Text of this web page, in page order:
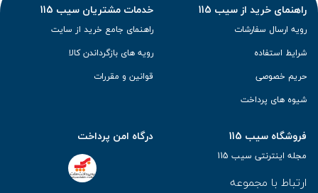
راهنمای خرید از سیب 115
رویه ارسال سفارشات
شرایط استفاده
حریم خصوصی
شیوه های پرداخت
خدمات مشتریان سیب 115
راهنمای جامع خرید از سایت
رویه های بازگرداندن کالا
قوانین و مقررات
فروشگاه سیب 115
مجله اینترنتی سیب 115
ارتباط با مجموعه
درگاه امن پرداخت